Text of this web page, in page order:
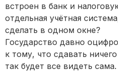
встроен в банк и
отдельная учётная
сделать в одном окне?
Государство давно
к тому, что сдавать
так будет все видеть сама.